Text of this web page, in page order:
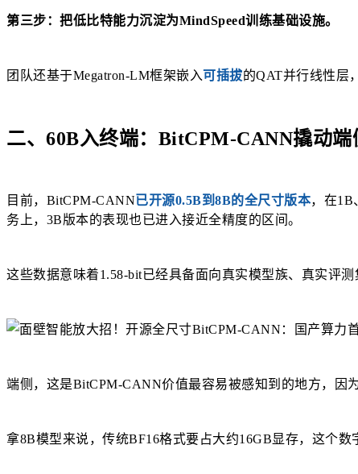
第三步：把低比特能力沉淀为MindSpeed训练基础设施。
团队还基于Megatron‑LM框架嵌入可插拔的QAT并行线性层
二、60B入终端：BitCPM-CANN撬动
目前，BitCPM-CANN已开源0.5B到8B的全尺寸版本，在1B
务上，3B版本的表现也已进入接近全精度的区间。
这些数据意味着1.58-bit已经具备面向真实模型族、真实评测
端侧，这是BitCPM-CANN价值最容易被感知到的地方，因
拿8B模型来说，传统BF16格式要占大约16GB显存，这个